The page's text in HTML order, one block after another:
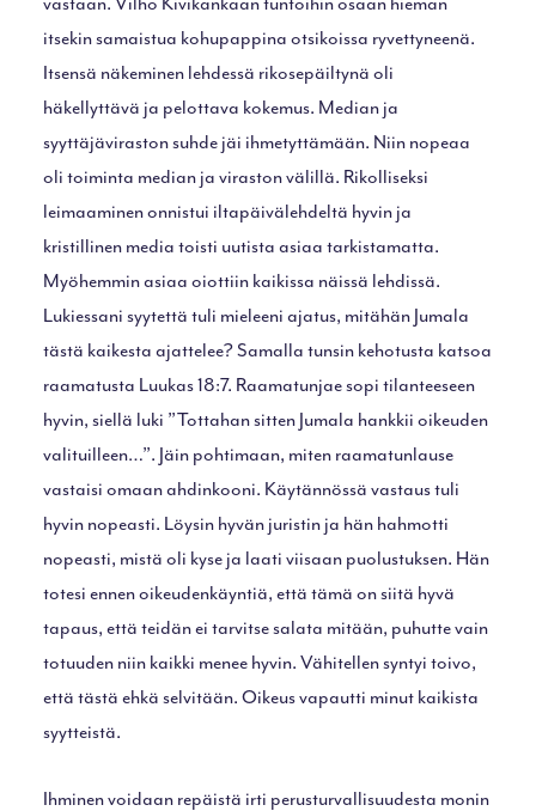
itsekin samaistua kohupappina otsikoissa ryvettyneenä.
Itsensä näkeminen lehdessä rikosepäiltynä oli
häkellyttävä ja pelottava kokemus. Median ja
syyttäjäviraston suhde jäi ihmetyttämään. Niin nopeaa
oli toiminta median ja viraston välillä. Rikolliseksi
leimaaminen onnistui iltapäivälehdeltä hyvin ja
kristillinen media toisti uutista asiaa tarkistamatta.
Myöhemmin asiaa oiottiin kaikissa näissä lehdissä.
Lukiessani syytettä tuli mieleeni ajatus, mitähän Jumala
tästä kaikesta ajattelee? Samalla tunsin kehotusta katsoa
raamatusta Luukas 18:7. Raamatunjae sopi tilanteeseen
hyvin, siellä luki ”Tottahan sitten Jumala hankkii oikeuden
valituilleen…”. Jäin pohtimaan, miten raamatunlause
vastaisi omaan ahdinkooni. Käytännössä vastaus tuli
hyvin nopeasti. Löysin hyvän juristin ja hän hahmotti
nopeasti, mistä oli kyse ja laati viisaan puolustuksen. Hän
totesi ennen oikeudenkäyntiä, että tämä on siitä hyvä
tapaus, että teidän ei tarvitse salata mitään, puhutte vain
totuuden niin kaikki menee hyvin. Vähitellen syntyi toivo,
että tästä ehkä selvitään. Oikeus vapautti minut kaikista
syytteistä.
Ihminen voidaan repäistä irti perusturvallisuudesta monin